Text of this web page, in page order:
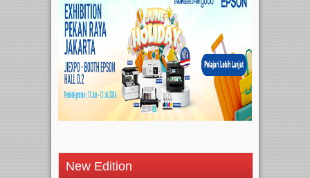
New Edition